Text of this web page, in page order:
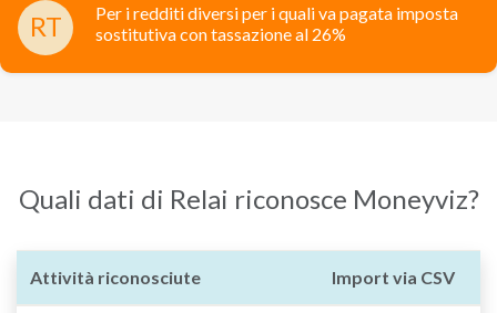
RT
Per i redditi diversi per i quali va pagata imposta
sostitutiva con tassazione al 26%
Quali dati di Relai riconosce Moneyviz?
Attività riconosciute Import via CSV